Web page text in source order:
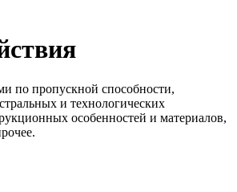
по пропускной способности,
и технологических
особенностей и материалов,